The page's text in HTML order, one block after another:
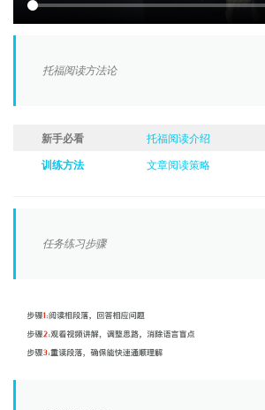
托福阅读方法论
新手必看 托福阅读介绍
训练方法
文章阅读策略
任务练习步骤